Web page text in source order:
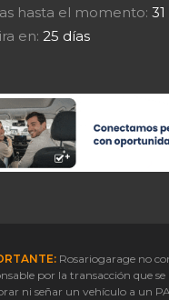
hasta el momento: 31
en: 25 días
Rosariogarage no
por la transacción que
ni señar un vehículo a un